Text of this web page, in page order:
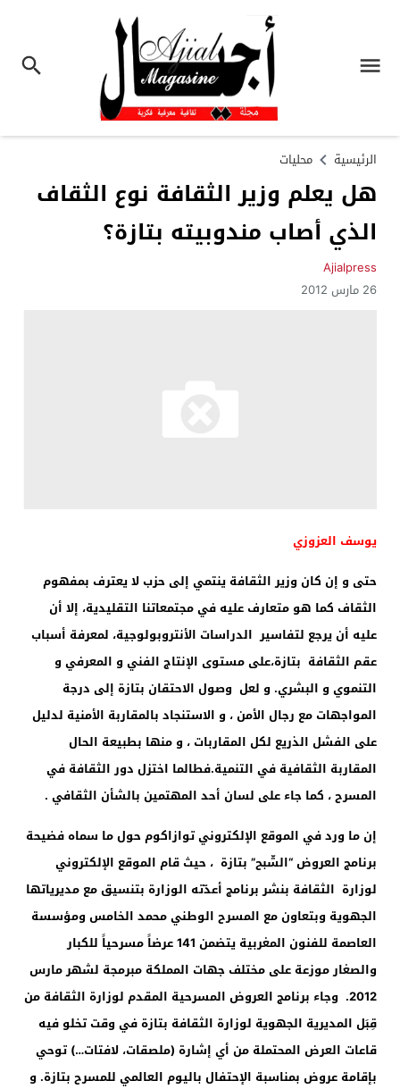
الرئيسية محليات
هل يعلم وزير الثقافة نوع الثقاف
الذي أصاب مندوبيته بتازة؟
Ajialpress
26 مارس 2012
يوسف العزوزي
حتى و إن كان وزير الثقافة ينتمي إلى حزب لا يعترف بمفهوم
الثقاف كما هو متعارف عليه في مجتمعاتنا التقليدية، إلا أن
عليه أن يرجع لتفاسير الدراسات الأنتروبولوجية، لمعرفة أسباب
عقم الثقافة بتازة،على مستوى الإنتاج الفني و المعرفي و
التنموي و البشري. و لعل وصول الاحتقان بتازة إلى درجة
المواجهات مع رجال الأمن ، و الاستنجاد بالمقاربة الأمنية لدليل
على الفشل الذريع لكل المقاربات ، و منها بطبيعة الحال
المقاربة الثقافية في التنمية.فطالما اختزل دور الثقافة في
المسرح ، كما جاء على لسان أحد المهتمين بالشأن الثقافي .
إن ما ورد في الموقع الإلكتروني توازاكوم حول ما سماه فضيحة
برنامج العروض “الشّبح” بتازة ، حيث قام الموقع الإلكتروني
لوزارة الثقافة بنشر برنامج أعدّته الوزارة بتنسيق مع مديرياتها
الجهوية وبتعاون مع المسرح الوطني محمد الخامس ومؤسسة
العاصمة للفنون المغربية يتضمن 141 عرضاً مسرحياً للكبار
والصغار موزعة على مختلف جهات المملكة مبرمجة لشهر مارس
2012
. وجاء برنامج العروض المسرحية المقدم لوزارة الثقافة من
قِبَل المديرية الجهوية لوزارة الثقافة بتازة في وقت تخلو فيه
قاعات العرض المحتملة من أي إشارة (ملصقات، لافتات…) توحي
بإقامة عروض بمناسبة الإحتفال باليوم العالمي للمسرح بتازة. و